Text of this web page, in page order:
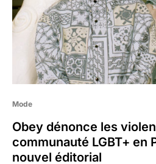
Mode
Obey dénonce les
communauté LGBT+ en
nouvel éditorial